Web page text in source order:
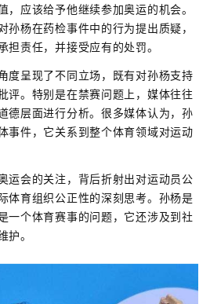
，应该给予他继续参加奥运的机会。
孙杨在药检事件中的行为提出质疑，
担责任，并接受应有的处罚。
度呈现了不同立场，既有对孙杨支持
评。特别是在禁赛问题上，媒体往往
德层面进行分析。很多媒体认为，孙
事件，它关系到整个体育领域对运动
运会的关注，背后折射出对运动员公
体育组织公正性的深刻思考。孙杨是
一个体育赛事的问题，它还涉及到社
护。